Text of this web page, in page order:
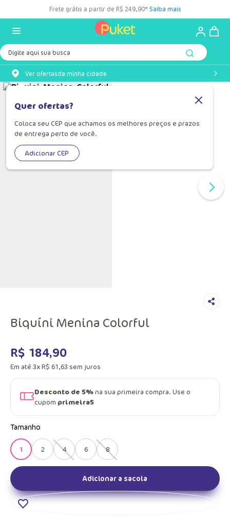
Frete grátis a partir de R$ 249,90* Saiba mais
Digite aqui sua busca
Ver ofertasda minha cidade
Quer ofertas?
Coloca seu CEP que achamos os melhores preços e prazos
de entrega perto de você.
Adicionar CEP
Biquíni Menina Colorful
R$ 184,90
Em até 3xR$ 61,63 sem juros
Desconto de 5%na sua primeira compra. Use o
cupom primeira5
Tamanho
1 2 4 6 8
Adicionar a sacola